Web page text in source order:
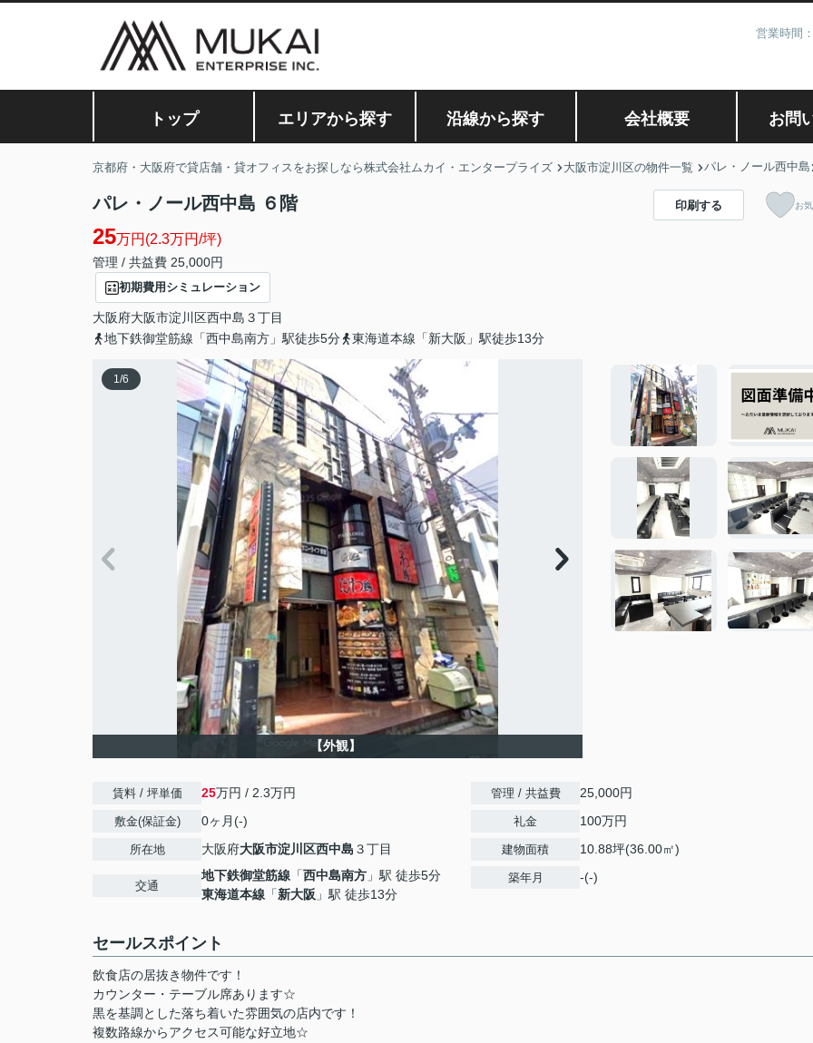
営業時間
トップ エリアから探す 沿線から探す 会社概要 お問
京都府・大阪府で貸店舗・貸オフィスをお探しなら株式会社ムカイ・エンタープライズ 大阪市淀川区の物件一覧 パレ・ノール西中島
パレ・ノール西中島 ６階
25万円(2.3万円/坪)
管理 / 共益費 25,000円
初期費用シミュレーション
大阪府大阪市淀川区西中島 ３丁目
地下鉄御堂筋線「西中島南方」駅徒歩5分
東海道本線「新大阪」駅徒歩13分
印刷する お
1/6
【外観】
賃料 / 坪単価 25万円 / 2.3万円
敷金(保証金) 0ヶ月(-)
所在地 大阪府大阪市淀川区西中島 ３丁目
交通
地下鉄御堂筋線 「西中島南方 」駅 徒歩5分
東海道本線 「新大阪 」駅 徒歩13分
管理 / 共益費 25,000円
礼金 100万円
建物面積 10.88坪(36.00㎡)
築年月 -(-)
セールスポイント
飲食店の居抜き物件です！
カウンター・テーブル席あります☆
黒を基調とした落ち着いた雰囲気の店内です！
複数路線からアクセス可能な好立地☆